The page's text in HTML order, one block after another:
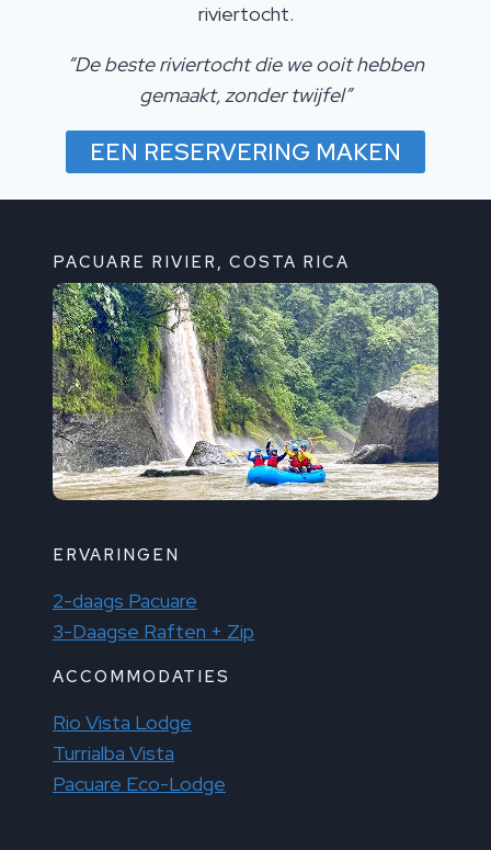
riviertocht.
“De beste riviertocht die we ooit hebben
gemaakt, zonder twijfel”
EEN RESERVERING MAKEN
PACUARE RIVIER, COSTA RICA
ERVARINGEN
2-daags Pacuare
3-Daagse Raften + Zip
ACCOMMODATIES
Rio Vista Lodge
Turrialba Vista
Pacuare Eco-Lodge